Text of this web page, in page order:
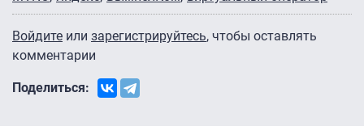
Войдите или зарегистрируйтесь, чтобы оставлять
комментарии
Поделиться: